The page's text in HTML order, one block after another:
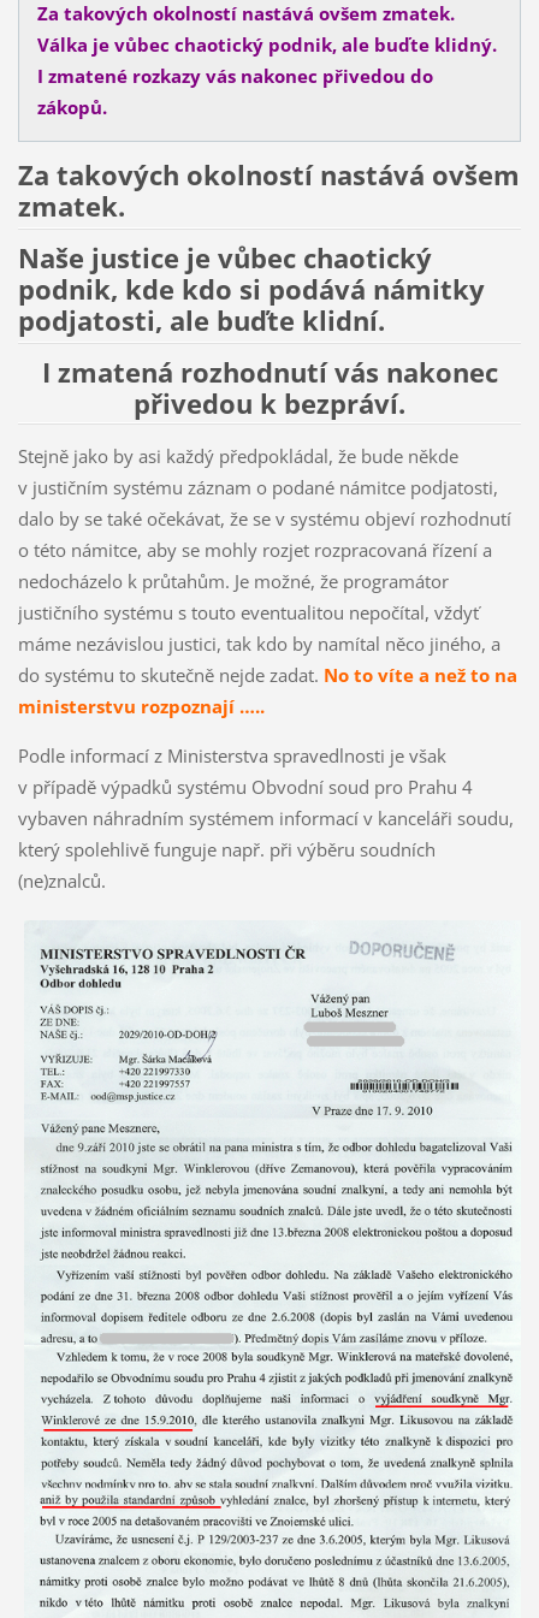
Za takových okolností nastává ovšem zmatek.
Válka je vůbec chaotický podnik, ale buďte klidný.
I zmatené rozkazy vás nakonec přivedou do
zákopů.
Za takových okolností nastává ovšem
zmatek.
Naše justice je vůbec chaotický
podnik, kde kdo si podává námitky
podjatosti, ale buďte klidní.
I zmatená rozhodnutí vás nakonec
přivedou k bezpráví.
Stejně jako by asi každý předpokládal, že bude někde
v justičním systému záznam o podané námitce podjatosti,
dalo by se také očekávat, že se v systému objeví rozhodnutí
o této námitce, aby se mohly rozjet rozpracovaná řízení a
nedocházelo k průtahům. Je možné, že programátor
justičního systému s touto eventualitou nepočítal, vždyť
máme nezávislou justici, tak kdo by namítal něco jiného, a
do systému to skutečně nejde zadat. No to víte a než to na
ministerstvu rozpoznají …..
Podle informací z Ministerstva spravedlnosti je však
v případě výpadků systému Obvodní soud pro Prahu 4
vybaven náhradním systémem informací v kanceláři soudu,
který spolehlivě funguje např. při výběru soudních
(ne)znalců.